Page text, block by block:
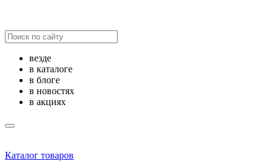
везде
в каталоге
в блоге
в новостях
в акциях
Каталог товаров